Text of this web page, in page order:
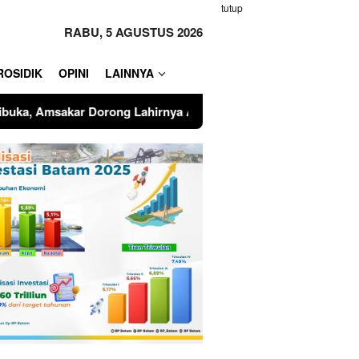
tutup
RABU, 5 AGUSTUS 2026
OPINI LAINNYA
Atlet Kelas Dunia Bupati Kepulauan Anambas